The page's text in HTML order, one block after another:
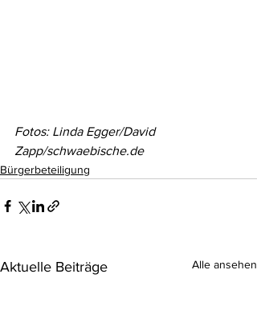
Fotos: Linda Egger/David
Zapp/schwaebische.de
Bürgerbeteiligung
Aktuelle Beiträge Alle ansehen